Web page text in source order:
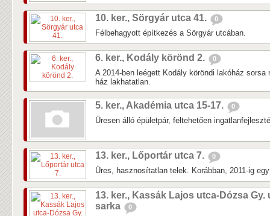
10. ker., Sörgyár utca 41. 0
Félbehagyott építkezés a Sörgyár utcában.
6. ker., Kodály körönd 2. 0
A 2014-ben leégett Kodály köröndi lakóház sorsa
ház lakhatatlan.
5. ker., Akadémia utca 15-17. 0
Üresen álló épületpár, feltehetően
13. ker., Lőportár utca 7. 0
Üres, hasznosítatlan telek. Korábban, 2011-ig
13. ker., Kassák Lajos utca-Dózsa Gy.
sarka
0